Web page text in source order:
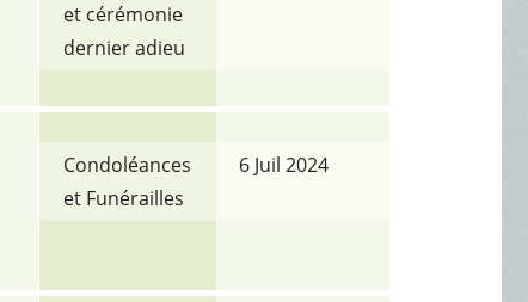
et cérémonie
dernier adieu
Condoléances
et Funérailles
6 Juil 2024